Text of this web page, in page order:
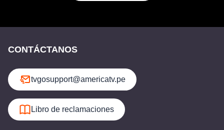
CONTÁCTANOS
tvgosupport@americatv.pe
Libro de reclamaciones